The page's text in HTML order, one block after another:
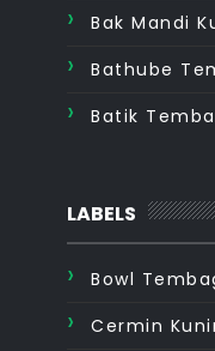
Bak Mandi
Bathube
Batik
LABELS
Bowl
Cermin